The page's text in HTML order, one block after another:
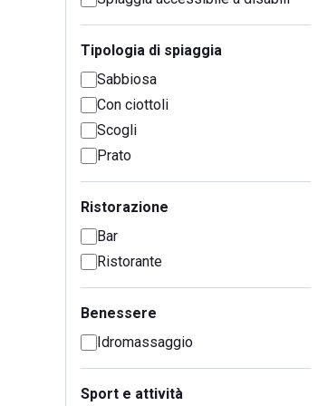
Tipologia di spiaggia
Sabbiosa
Con ciottoli
Scogli
Prato
Ristorazione
Bar
Ristorante
Benessere
Idromassaggio
Sport e attività